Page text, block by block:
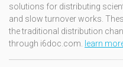
solutions for distributing
and slow turnover works.
the traditional distribution
through i6doc.com. learn